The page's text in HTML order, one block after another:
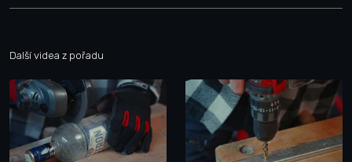
Další videa z pořadu